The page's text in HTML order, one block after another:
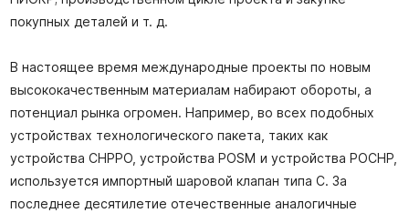
покупных деталей и т. д.
В настоящее время международные проекты по новым
высококачественным материалам набирают обороты, а
потенциал рынка огромен. Например, во всех подобных
устройствах технологического пакета, таких как
устройства CHPPO, устройства POSM и устройства POCHP,
используется импортный шаровой клапан типа C. За
последнее десятилетие отечественные аналогичные